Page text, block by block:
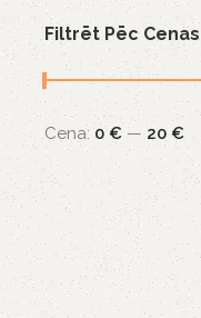
Filtrēt Pēc Cenas
Cena: 0 € — 20 €